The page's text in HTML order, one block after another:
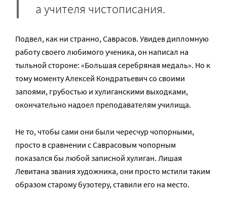
а учителя чистописания.
Подвел, как ни странно, Саврасов. Увидев дипломную
работу своего любимого ученика, он написал на
тыльной стороне: «Большая серебряная медаль». Но к
тому моменту Алексей Кондратьевич со своими
запоями, грубостью и хулиганскими выходками,
окончательно надоел преподавателям училища.
Не то, чтобы сами они были чересчур чопорными,
просто в сравнении с Саврасовым чопорным
показался бы любой записной хулиган. Лишая
Левитана звания художника, они просто мстили таким
образом старому бузотеру, ставили его на место.